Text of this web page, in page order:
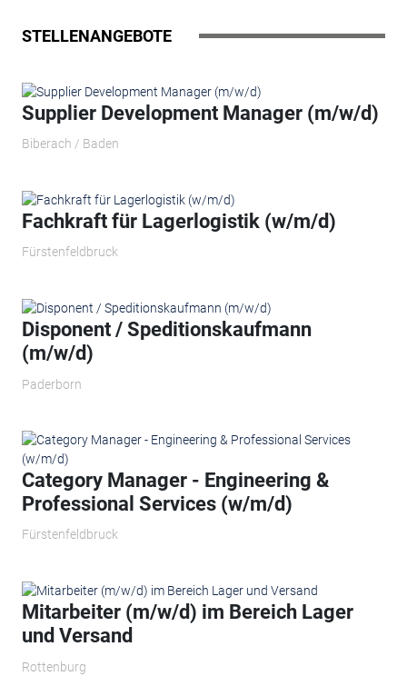
STELLENANGEBOTE
Supplier Development Manager (m/w/d)
Biberach / Baden
Fachkraft für Lagerlogistik (w/m/d)
Fürstenfeldbruck
Disponent / Speditionskaufmann
(m/w/d)
Paderborn
Category Manager - Engineering &
Professional Services (w/m/d)
Fürstenfeldbruck
Mitarbeiter (m/w/d) im Bereich Lager
und Versand
Rottenburg